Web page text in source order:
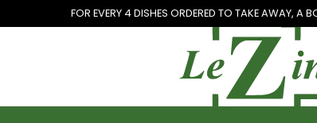
FOR EVERY 4 DISHES ORDERED TO TAKE AWAY, A